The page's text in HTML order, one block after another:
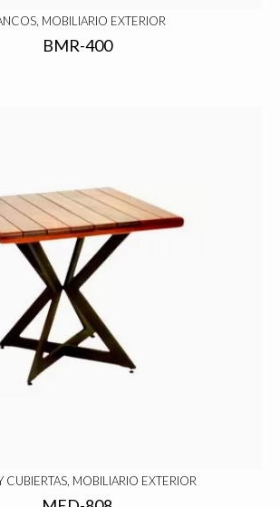
MOBILIARIO EXTERIOR
BMR-400
CUBIERTAS, MOBILIARIO EXTERIOR